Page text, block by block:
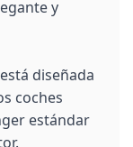
y
diseñada
coches
estándar